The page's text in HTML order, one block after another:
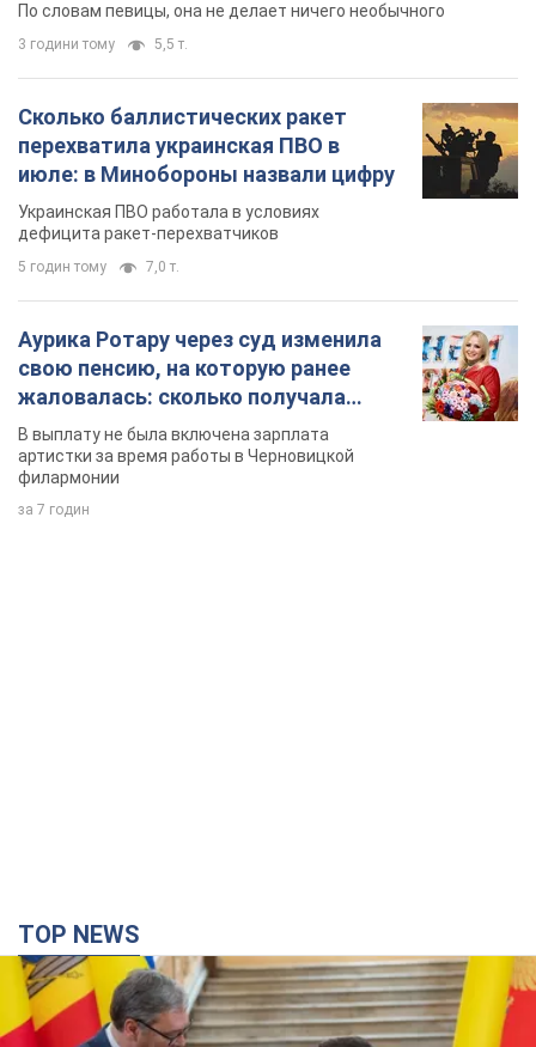
По словам певицы, она не делает ничего необычного
3 години тому 5,5 т.
Сколько баллистических ракет
перехватила украинская ПВО в
июле: в Минобороны назвали цифру
Украинская ПВО работала в условиях
дефицита ракет-перехватчиков
5 годин тому 7,0 т.
Аурика Ротару через суд изменила
свою пенсию, на которую ранее
жаловалась: сколько получала
певица
В выплату не была включена зарплата
артистки за время работы в Черновицкой
филармонии
за 7 годин
TOP NEWS